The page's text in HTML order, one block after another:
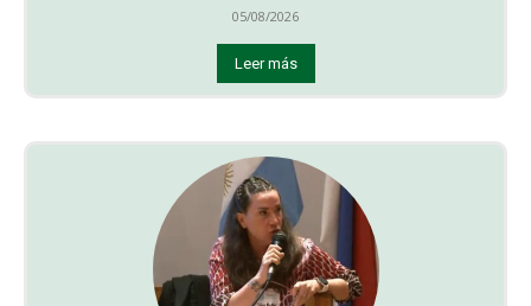
05/08/2026
Leer más